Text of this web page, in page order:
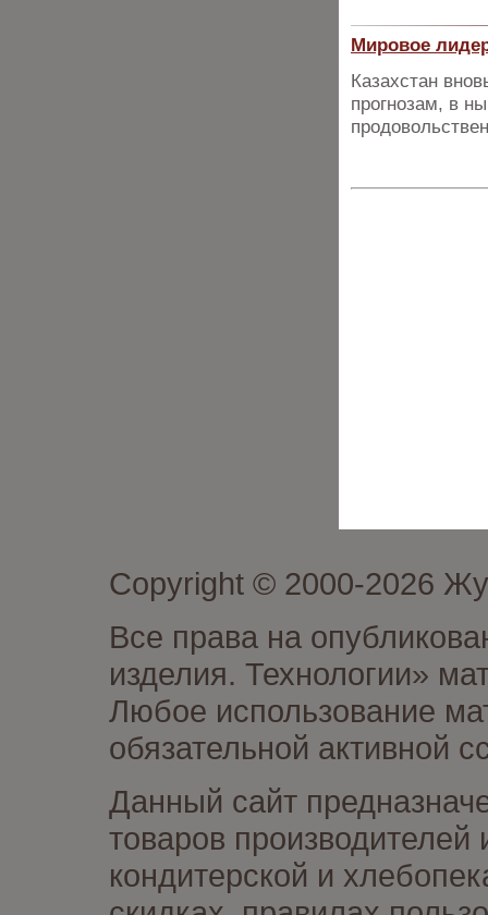
Мировое
Казахстан
прогнозам, в
Copyright © 2000-2026
Все права на
изделия. Технологии»
Любое использование
обязательной активной
Данный сайт
товаров
кондитерской и